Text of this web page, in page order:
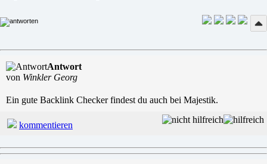
Antwort
von Winkler Georg
Ein gute Backlink Checker findest du auch bei Majestik.
kommentieren